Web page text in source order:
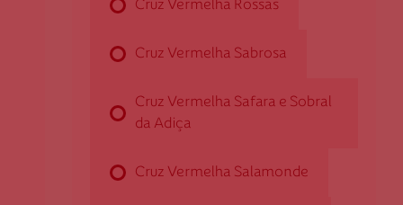
Cruz Vermelha Bragança
Rua 1º de Maio, n.º 2
5300-236 Bragança
Cruz Vermelha Rossas
Cruz Vermelha Sabrosa
Cruz Vermelha Safara e Sobral
da Adiça
Cruz Vermelha Salamonde